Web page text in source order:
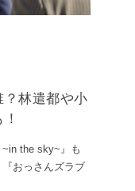
？林遣都や小
~in the sky~』も
おっさんズラブ